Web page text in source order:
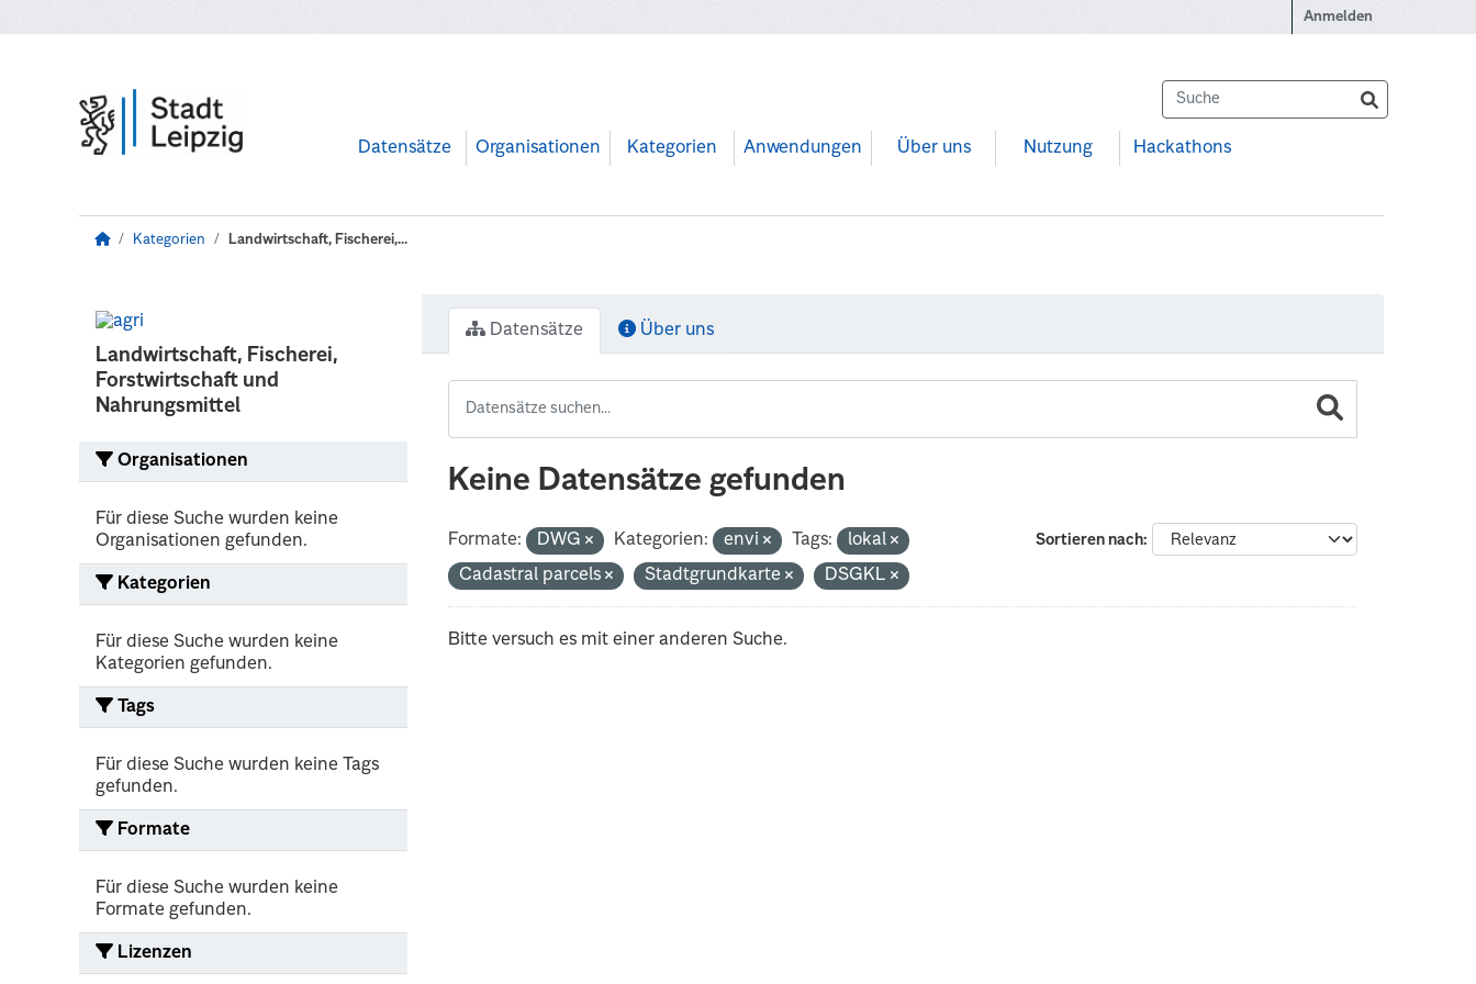
Anmelden
Datensätze Organisationen Kategorien Anwendungen Über uns Nutzung Hackathons
Kategorien Landwirtschaft, Fischerei,...
Landwirtschaft, Fischerei,
Forstwirtschaft und
Nahrungsmittel
Organisationen
Für diese Suche wurden keine
Organisationen gefunden.
Kategorien
Für diese Suche wurden keine
Kategorien gefunden.
Tags
Für diese Suche wurden keine Tags
gefunden.
Formate
Für diese Suche wurden keine
Formate gefunden.
Lizenzen
Datensätze Über uns
Keine Datensätze gefunden
Sortieren nach
Formate: DWG Kategorien: envi Tags:
lokal
Cadastral parcels
Stadtgrundkarte DSGKL
Bitte versuch es mit einer anderen Suche.